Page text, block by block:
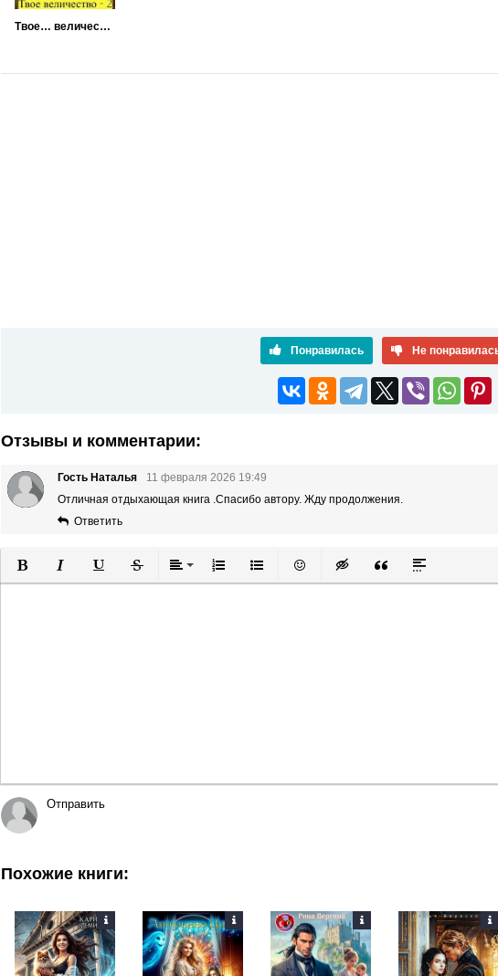
Твое… величество - 2!
Понравилась Не
Отзывы и комментарии:
Гость Наталья
11 февраля 2026 19:49
Отличная отдыхающая книга .Спасибо автору. Жду продолжения.
Ответить
Полужирный
КурсивПодчеркнутый
ЗачеркнутыйВыравнивание
Нумерованный список
Маркированный список
Вставить смайлик
Вставка скрытого текста
Вставка цитаты
Вставка
Отправить
Похожие книги: